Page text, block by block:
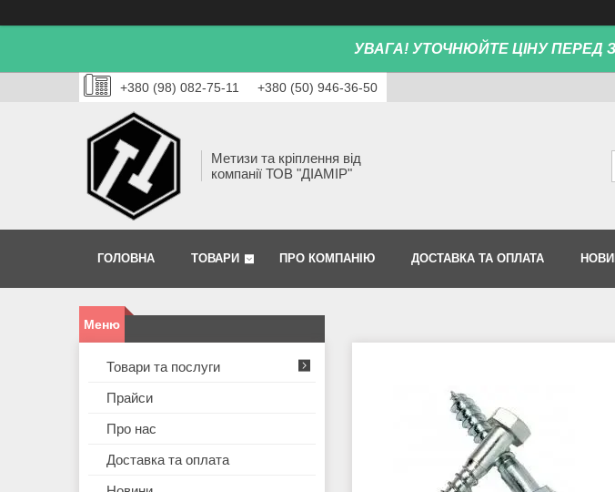
УВАГА! УТОЧНЮЙТЕ ЦІНУ
+380 (98) 082-75-11 +380 (50) 946-36-50
Метизи та кріплення від
компанії ТОВ "ДІАМІР"
ГОЛОВНА ТОВАРИ ПРО КОМПАНІЮ ДОСТАВКА ТА ОПЛАТА
Товари та послуги
Прайси
Про нас
Доставка та оплата